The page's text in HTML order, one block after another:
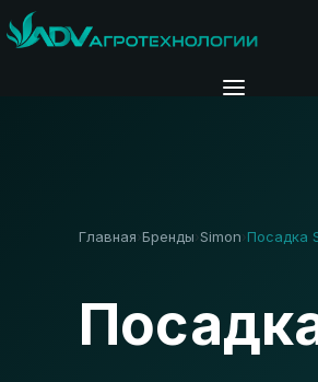
Главная› Бренды› Simon› Посадка